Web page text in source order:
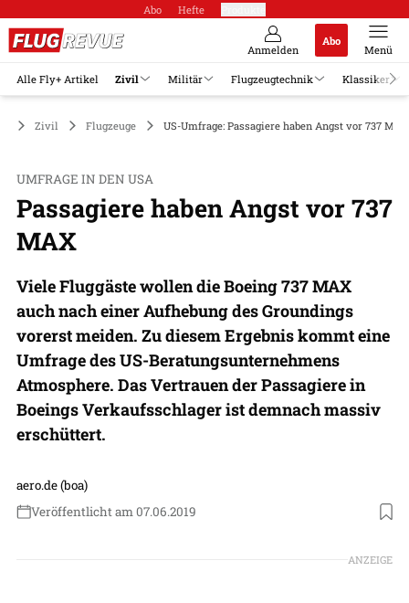
Abo Hefte
Anmelden
Abo
Menü
Alle Fly+ Artikel Zivil Militär Flugzeugtechnik Klassiker
Zivil Flugzeuge US-Umfrage: Passagiere haben Angst vor 737 MAX
UMFRAGE IN DEN USA
Passagiere haben Angst vor 737
MAX
Viele Fluggäste wollen die Boeing 737 MAX
auch nach einer Aufhebung des Groundings
vorerst meiden. Zu diesem Ergebnis kommt eine
Umfrage des US-Beratungsunternehmens
Atmosphere. Das Vertrauen der Passagiere in
Boeings Verkaufsschlager ist demnach massiv
erschüttert.
aero.de (boa)
Veröffentlicht am 07.06.2019
Foto: Boeing
ANZEIGE